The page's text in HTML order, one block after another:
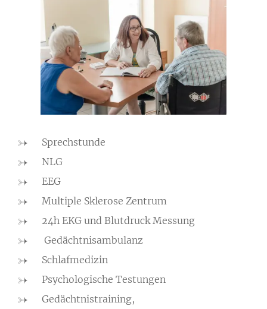
Sprechstunde
NLG
EEG
Multiple Sklerose Zentrum
24h EKG und Blutdruck Messung
Gedächtnisambulanz
Schlafmedizin
Psychologische Testungen
Gedächtnistraining,